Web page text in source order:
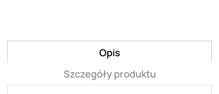
Opis
Szczegóły produktu